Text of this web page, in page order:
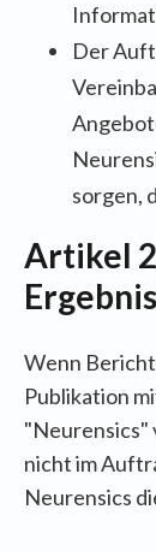
Der
sorgen,
Artikel
Wenn
Publikation
"Neurensics"
nicht im
Neurensics